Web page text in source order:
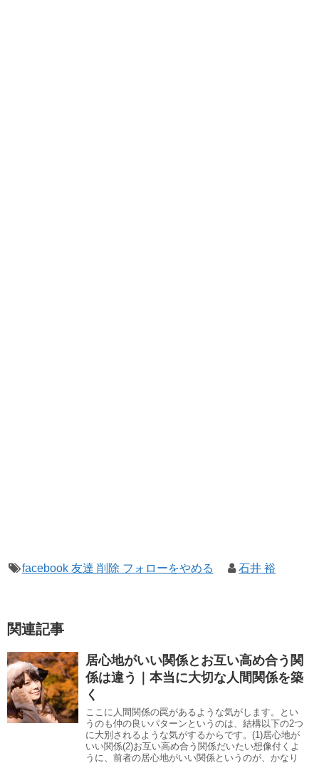
facebook 友達 削除 フォローをやめる 石井 裕
関連記事
居心地がいい関係とお互い高め合う関
係は違う｜本当に大切な人間関係を築
く
ここに人間関係の罠があるような気がします。とい
うのも仲の良いパターンというのは、結構以下の2つ
に大別されるような気がするからです。(1)居心地が
いい関係(2)お互い高め合う関係だいたい想像付くよ
うに、前者の居心地がいい関係というのが、かなり